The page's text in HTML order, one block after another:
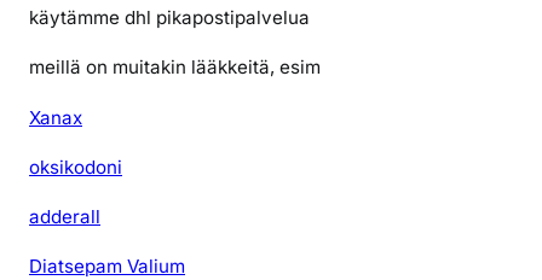
käytämme dhl pikapostipalvelua
meillä on muitakin lääkkeitä, esim
Xanax
oksikodoni
adderall
Diatsepam Valium